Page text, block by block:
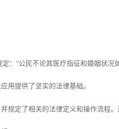
：“公民不论其医疗指征和婚姻状况
用提供了坚实的法律基础。
规定了相关的法律定义和操作流程